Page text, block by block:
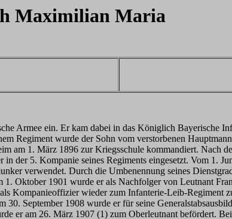
Maximilian Maria
Armee ein. Er kam dabei in das Königlich Bayerische
Regiment wurde der Sohn vom verstorbenen
am 1. März 1896 zur Kriegsschule kommandiert. Nach
der 5. Kompanie seines Regiments eingesetzt. Vom 1.
verwendet. Durch die Umbenennung seines
Oktober 1901 wurde er als Nachfolger von Leutnant
Kompanieoffizier wieder zum Infanterie-Leib-Regiment
September 1908 wurde er für seine
er am 26. März 1907 (1) zum Oberleutnant befördert.